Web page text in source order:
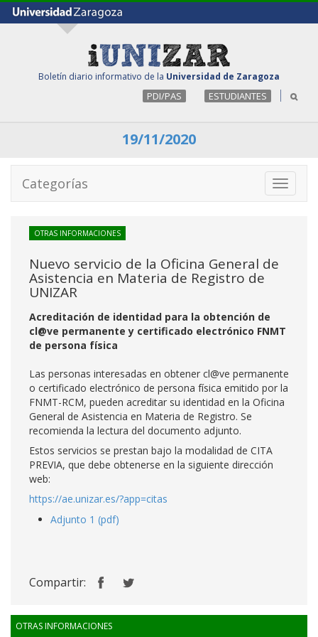
Boletín diario informativo de la Universidad de Zaragoza
PDI/PAS ESTUDIANTES
19/11/2020
Toggle
Categorías
OTRAS INFORMACIONES
Nuevo servicio de la Oficina General de
Asistencia en Materia de Registro de
UNIZAR
Acreditación de identidad para la obtención de
cl@ve permanente y certificado electrónico FNMT
de persona física
Las personas interesadas en obtener cl@ve permanente
o certificado electrónico de persona física emitido por la
FNMT-RCM, pueden acreditar su identidad en la Oficina
General de Asistencia en Materia de Registro. Se
recomienda la lectura del documento adjunto.
Estos servicios se prestan bajo la modalidad de CITA
PREVIA, que debe obtenerse en la siguiente dirección
web:
https://ae.unizar.es/?app=citas
Adjunto 1 (pdf)
Compartir:
OTRAS INFORMACIONES